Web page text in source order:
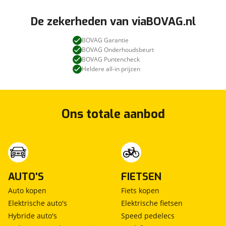
De zekerheden van viaBOVAG.nl
BOVAG Garantie
BOVAG Onderhoudsbeurt
BOVAG Puntencheck
Heldere all-in prijzen
Ons totale aanbod
AUTO'S
Auto kopen
Elektrische auto's
Hybride auto's
FIETSEN
Fiets kopen
Elektrische fietsen
Speed pedelecs